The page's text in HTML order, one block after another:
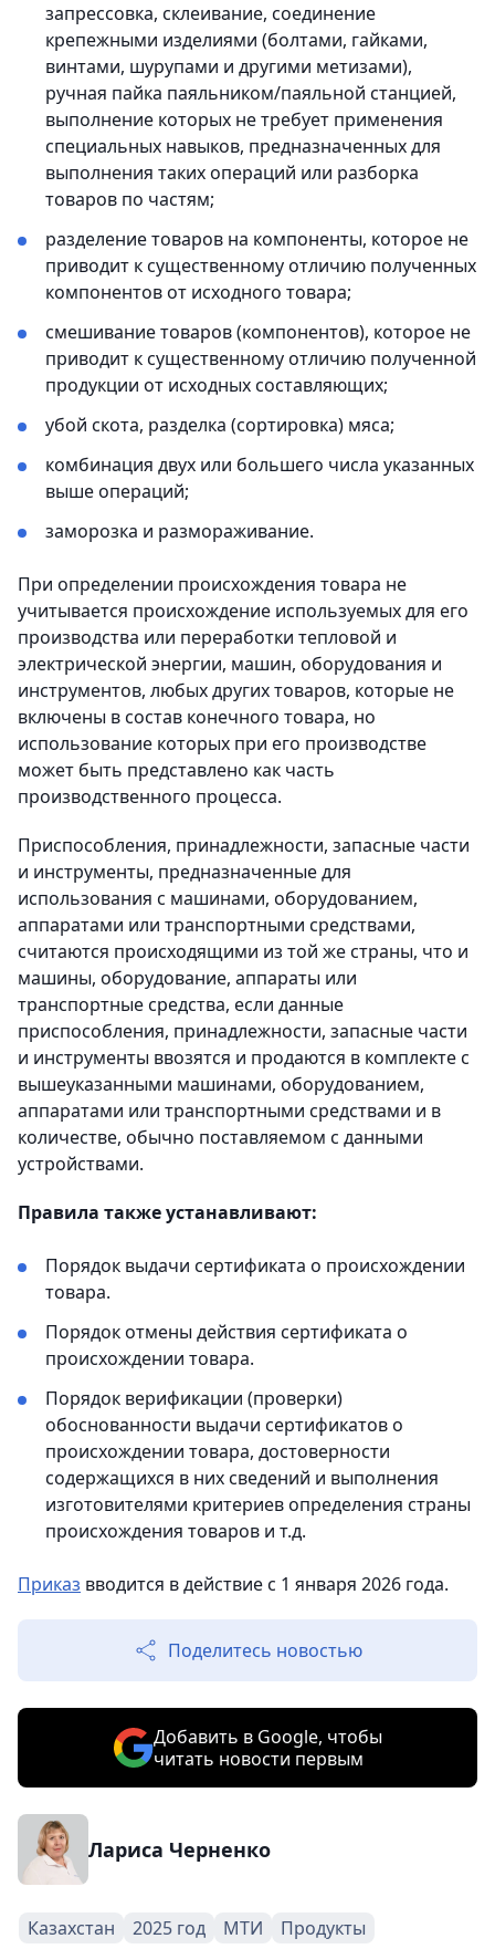
запрессовка, склеивание, соединение
крепежными изделиями (болтами, гайками,
винтами, шурупами и другими метизами),
ручная пайка паяльником/паяльной станцией,
выполнение которых не требует применения
специальных навыков, предназначенных для
выполнения таких операций или разборка
товаров по частям;
разделение товаров на компоненты, которое не
приводит к существенному отличию полученных
компонентов от исходного товара;
смешивание товаров (компонентов), которое не
приводит к существенному отличию полученной
продукции от исходных составляющих;
убой скота, разделка (сортировка) мяса;
комбинация двух или большего числа указанных
выше операций;
заморозка и размораживание.
При определении происхождения товара не
учитывается происхождение используемых для его
производства или переработки тепловой и
электрической энергии, машин, оборудования и
инструментов, любых других товаров, которые не
включены в состав конечного товара, но
использование которых при его производстве
может быть представлено как часть
производственного процесса.
Приспособления, принадлежности, запасные части
и инструменты, предназначенные для
использования с машинами, оборудованием,
аппаратами или транспортными средствами,
считаются происходящими из той же страны, что и
машины, оборудование, аппараты или
транспортные средства, если данные
приспособления, принадлежности, запасные части
и инструменты ввозятся и продаются в комплекте с
вышеуказанными машинами, оборудованием,
аппаратами или транспортными средствами и в
количестве, обычно поставляемом с данными
устройствами.
Правила также устанавливают:
Порядок выдачи сертификата о происхождении
товара.
Порядок отмены действия сертификата о
происхождении товара.
Порядок верификации (проверки)
обоснованности выдачи сертификатов о
происхождении товара, достоверности
содержащихся в них сведений и выполнения
изготовителями критериев определения страны
происхождения товаров и т.д.
Приказ вводится в действие с 1 января 2026 года.
Поделитесь новостью
Добавить в Google, чтобы
читать новости первым
Лариса Черненко
Казахстан 2025 год МТИ Продукты